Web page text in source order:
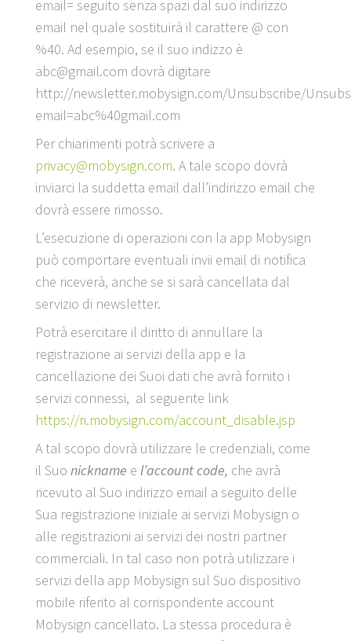
email= seguito senza spazi dal suo indirizzo
email nel quale sostituirà il carattere @ con
%40. Ad esempio, se il suo indizzo è
abc@gmail.com dovrà digitare
http://newsletter.mobysign.com/Unsubscribe/
email=abc%40gmail.com
Per chiarimenti potrà scrivere a
privacy@mobysign.com. A tale scopo dovrà
inviarci la suddetta email dall’indirizzo email che
dovrà essere rimosso.
L’esecuzione di operazioni con la app Mobysign
può comportare eventuali invii email di notifica
che riceverà, anche se si sarà cancellata dal
servizio di newsletter.
Potrà esercitare il diritto di annullare la
registrazione ai servizi della app e la
cancellazione dei Suoi dati che avrà fornito i
servizi connessi, al seguente link
https://ri.mobysign.com/account_disable.jsp
A tal scopo dovrà utilizzare le credenziali, come
il Suo nickname e l’account code, che avrà
ricevuto al Suo indirizzo email a seguito delle
Sua registrazione iniziale ai servizi Mobysign o
alle registrazioni ai servizi dei nostri partner
commerciali. In tal caso non potrà utilizzare i
servizi della app Mobysign sul Suo dispositivo
mobile riferito al corrispondente account
Mobysign cancellato. La stessa procedura è